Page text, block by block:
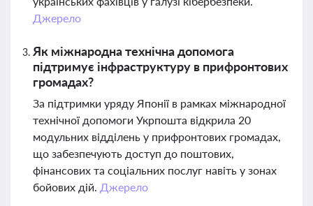
Джерело
Як міжнародна технічна допомога
підтримує інфраструктуру в прифронтових
громадах?
За підтримки уряду Японії в рамках міжнародної
технічної допомоги Укрпошта відкрила 20
модульних відділень у прифронтових громадах,
що забезпечують доступ до поштових,
фінансових та соціальних послуг навіть у зонах
бойових дій. Джерело